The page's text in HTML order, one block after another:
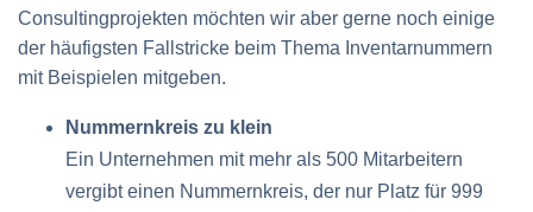
Consultingprojekten möchten wir aber gerne noch einige
der häufigsten Fallstricke beim Thema Inventarnummern
mit Beispielen mitgeben.
Nummernkreis zu klein
Ein Unternehmen mit mehr als 500 Mitarbeitern
vergibt einen Nummernkreis, der nur Platz für 999